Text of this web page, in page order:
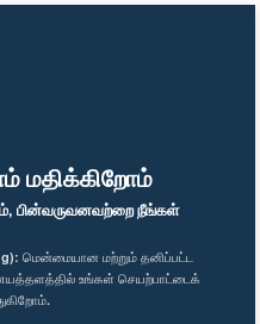
மதிக்கிறோம்
பின்வருவனவற்றை நீங்கள்
மென்மையான மற்றும் தனிப்பட்ட
உங்கள் செயற்பாட்டைக்